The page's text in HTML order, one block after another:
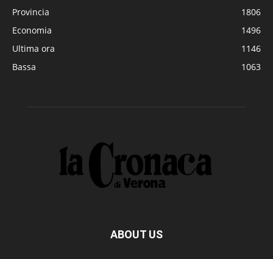
Provincia
1806
Economia
1496
Ultima ora
1146
Bassa
1063
ABOUT US